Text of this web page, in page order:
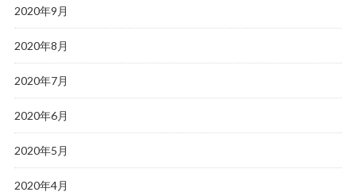
2020年9月
2020年8月
2020年7月
2020年6月
2020年5月
2020年4月